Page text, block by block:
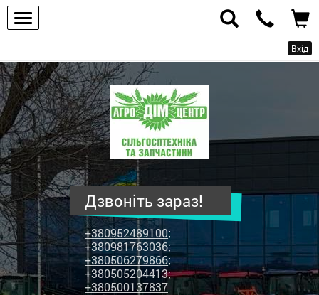
Вхід
ПП
"Агродім-
центр"
-
продаж
сільськогосподарської
техніки
та
запчастин
Дзвоніть зараз!
+380952489100;
+380981763036;
+380506279866;
+380505204413;
+380500137837